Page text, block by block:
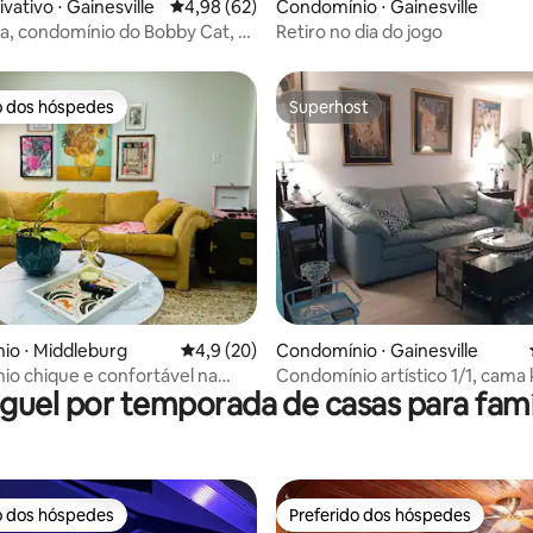
⋅ Gainesville 4,98 de uma avaliação média de 5, 62
4,98 (62)
condomínio do Bobby Cat, a
Condomínio ⋅ Gainesville
Retiro no dia do jogo
média de 5, 5 avaliações
dos hóspedes
dos hóspedes
⋅ Middleburg 4,9 de uma avaliação média de 5, 20
4,9 (20)
chique e confortável na
Superhost
Superhost
Condomínio ⋅ Gainesville
Condomínio artístico 1/1, cama
size/jardim/riacho/2 milhas
por temporada de casas para
dos hóspedes
dos hóspedes Preferido dos hóspedes
Preferido dos hóspedes